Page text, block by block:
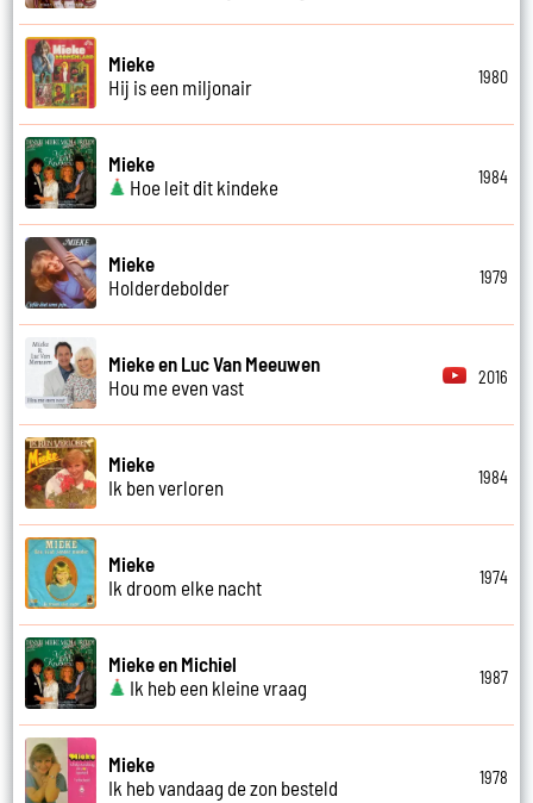
Mieke
Hij is een miljonair
1980
Mieke
Hoe leit dit kindeke
1984
Mieke
Holderdebolder
1979
Mieke en Luc Van Meeuwen
Hou me even vast
2016
Mieke
Ik ben verloren
1984
Mieke
Ik droom elke nacht
1974
Mieke en Michiel
Ik heb een kleine vraag
1987
Mieke
Ik heb vandaag de zon besteld
1978